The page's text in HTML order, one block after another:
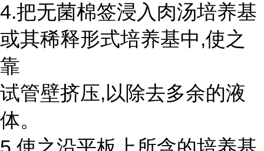
4.把无菌棉签浸入肉汤培养基
或其稀释形式培养基中,使之
靠
试管壁挤压,以除去多余的液
体。